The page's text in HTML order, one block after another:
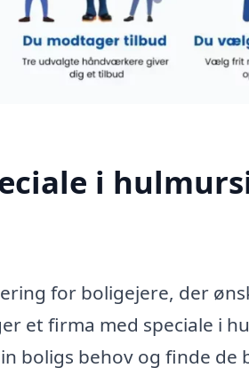
i
for boligejere, der
et firma med speciale i
boligs behov og finde de